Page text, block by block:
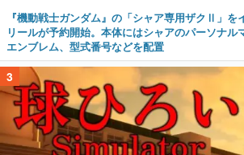
『機動戦士ガンダム』の「シャア専用ザクⅡ」を
リールが予約開始。本体にはシャアのパーソナル
エンブレム、型式番号などを配置
3